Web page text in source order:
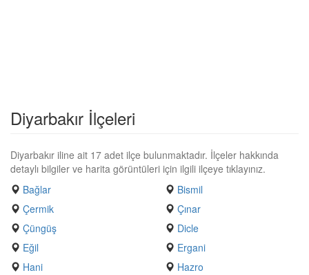
Diyarbakır İlçeleri
Diyarbakır iline ait 17 adet ilçe bulunmaktadır. İlçeler hakkında
detaylı bilgiler ve harita görüntüleri için ilgili ilçeye tıklayınız.
Bağlar
Bismil
Çermik
Çınar
Çüngüş
Dicle
Eğil
Ergani
Hani
Hazro